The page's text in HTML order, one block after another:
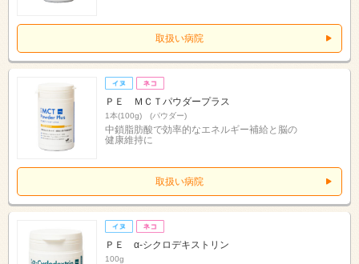
取扱い病院
ＰＥ ＭＣＴパウダープラス
1本(100g) (パウダー)
中鎖脂肪酸で効率的なエネルギー補給と脳の
健康維持に
取扱い病院
ＰＥ α‐シクロデキストリン
100g